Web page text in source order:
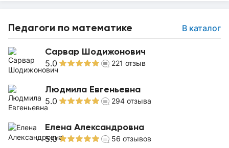
Педагоги по математике В каталог
Сарвар Шодижонович
5.0 221 отзыв
Людмила Евгеньевна
5.0 294 отзыва
Елена Александровна
5.0 56 отзывов